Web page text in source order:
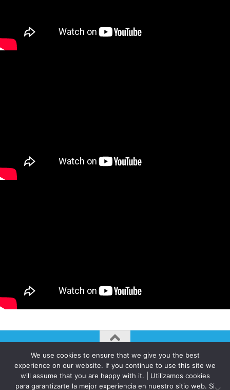
AUTOGIRO/el giro del arte actual © JAVIER MARTINEZ 2026. All
Rights Reserved.
Funciona con - Diseñado con elTema Hueman
We use cookies to ensure that we give you the best
experience on our website. If you continue to use this site we
will assume that you are happy with it. | Utilizamos cookies
para garantizarte la mejor experiencia en nuestro sitio web. Si